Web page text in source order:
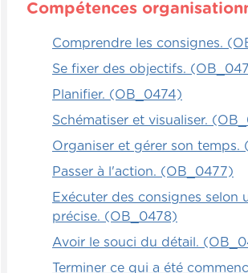
Compétences
Comprendre les consignes.
Se fixer des objectifs.
Planifier. (OB_0474)
Schématiser et visualiser.
Organiser et gérer son temps.
Passer à l'action. (OB_0477)
Exécuter des consignes selon
précise. (OB_0478)
Avoir le souci du détail.
Terminer ce qui a été